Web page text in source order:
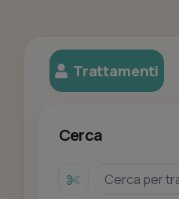
Trattamenti
Cerca